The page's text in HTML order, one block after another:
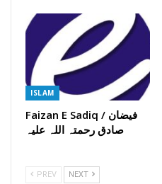
ISLAM
Faizan E Sadiq / فیضان
صادق رحمتہ اللہ علیہ
PREV NEXT